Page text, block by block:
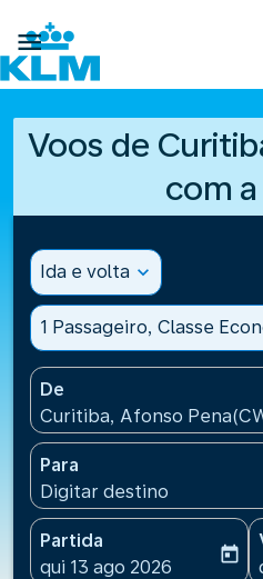

Voos de
com
Ida e volta expand_more
1 Passageiro, Classe
De
Curitiba, Afonso
Para
Digitar destino
Partida
fc-booking-departure-
qui 13 ago 2026
today